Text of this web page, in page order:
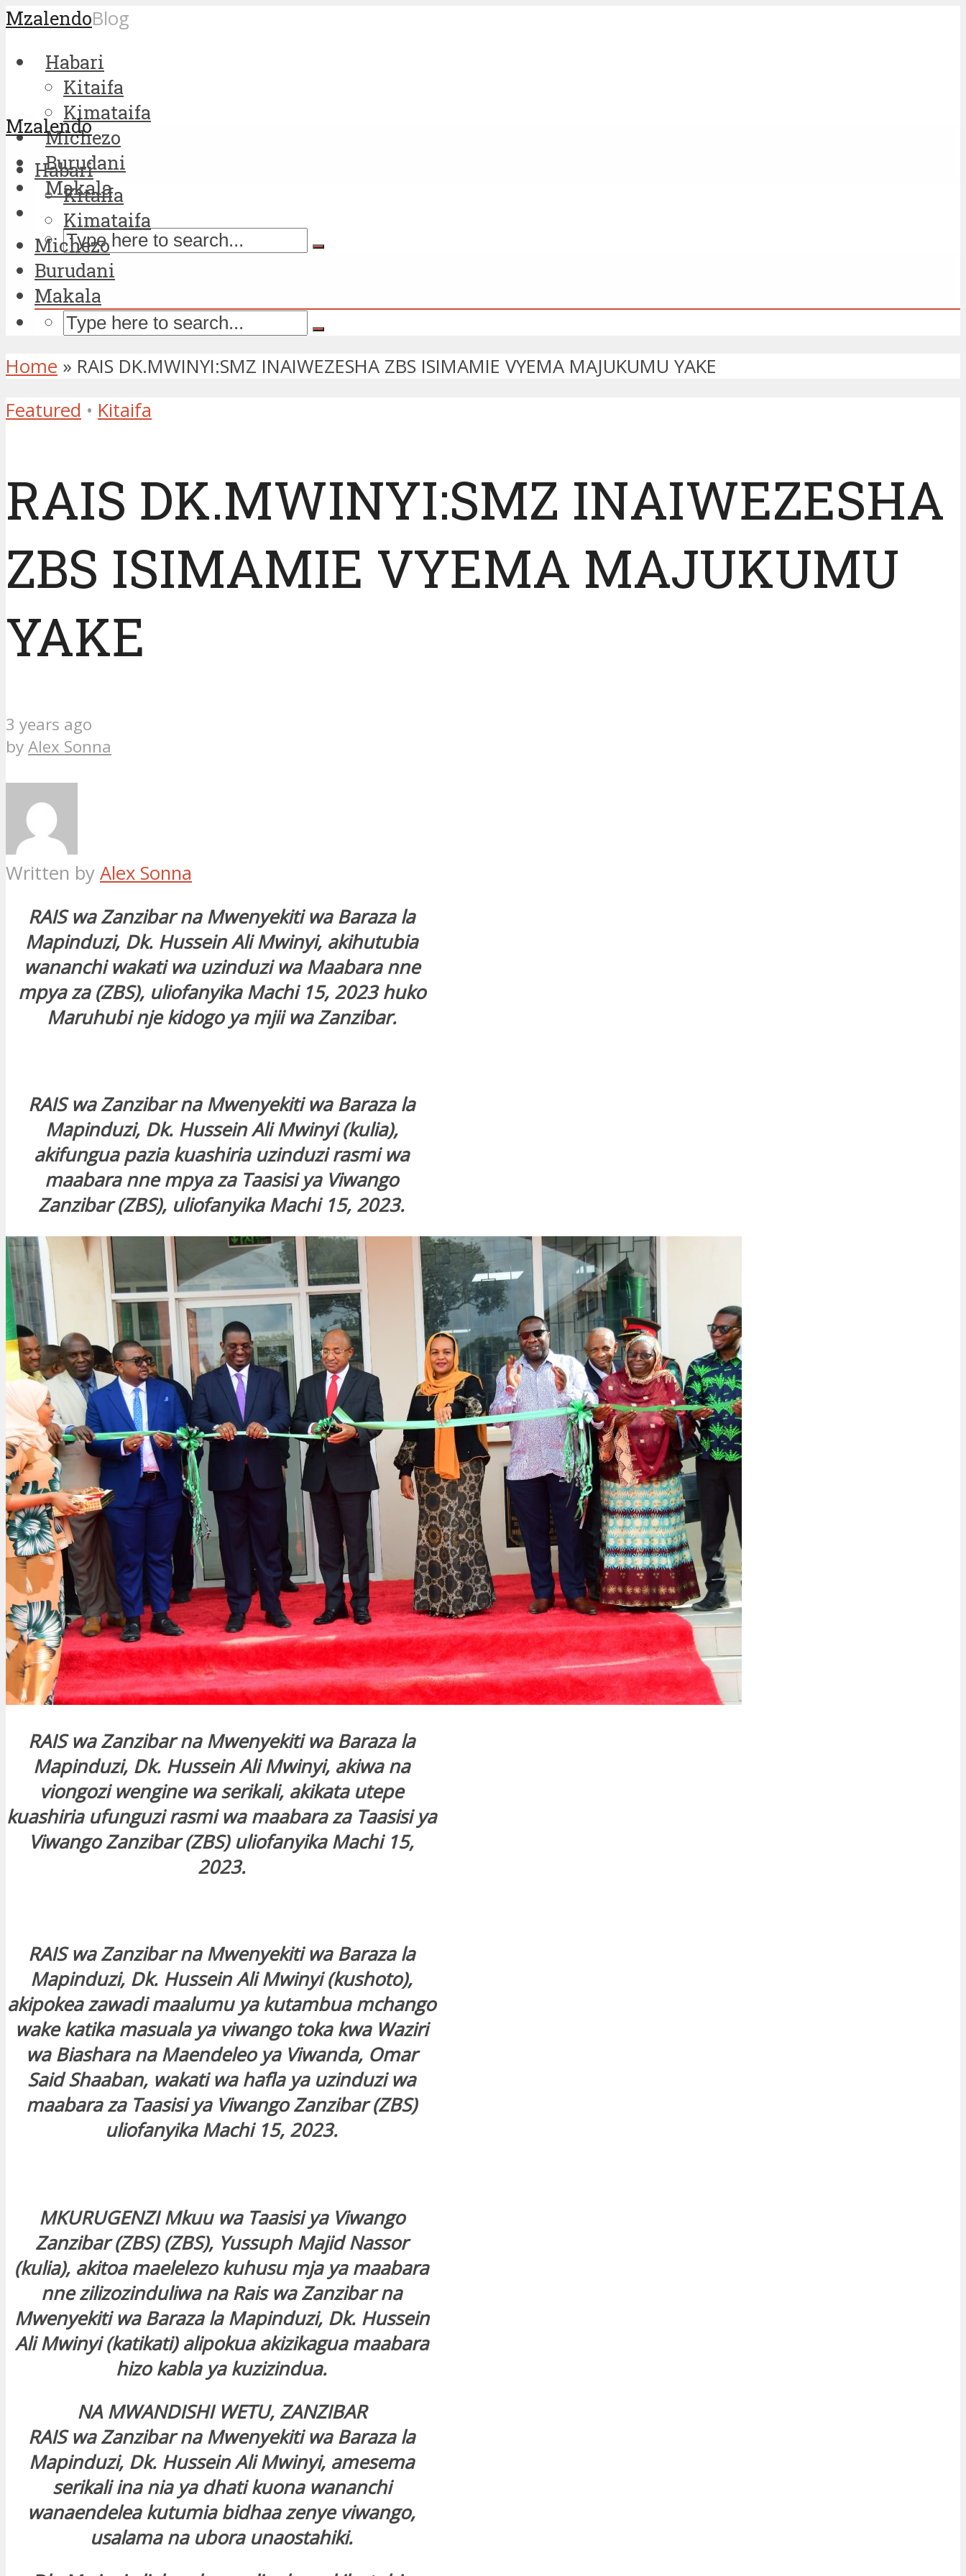
MzalendoBlog
Habari
Kitaifa
Kimataifa
Michezo
Burudani
Makala
Mzalendo
Habari
Kitaifa
Kimataifa
Michezo
Burudani
Makala
Home » RAIS DK.MWINYI:SMZ INAIWEZESHA ZBS ISIMAMIE VYEMA MAJUKUMU YAKE
Featured • Kitaifa
RAIS DK.MWINYI:SMZ INAIWEZESHA
ZBS ISIMAMIE VYEMA MAJUKUMU
YAKE
3 years ago
byAlex Sonna
Written by Alex Sonna
RAIS wa Zanzibar na Mwenyekiti wa Baraza la
Mapinduzi, Dk. Hussein Ali Mwinyi, akihutubia
wananchi wakati wa uzinduzi wa Maabara nne
mpya za (ZBS), uliofanyika Machi 15, 2023 huko
Maruhubi nje kidogo ya mjii wa Zanzibar.
RAIS wa Zanzibar na Mwenyekiti wa Baraza la
Mapinduzi, Dk. Hussein Ali Mwinyi (kulia),
akifungua pazia kuashiria uzinduzi rasmi wa
maabara nne mpya za Taasisi ya Viwango
Zanzibar (ZBS), uliofanyika Machi 15, 2023.
RAIS wa Zanzibar na Mwenyekiti wa Baraza la
Mapinduzi, Dk. Hussein Ali Mwinyi, akiwa na
viongozi wengine wa serikali, akikata utepe
kuashiria ufunguzi rasmi wa maabara za Taasisi ya
Viwango Zanzibar (ZBS) uliofanyika Machi 15,
2023.
RAIS wa Zanzibar na Mwenyekiti wa Baraza la
Mapinduzi, Dk. Hussein Ali Mwinyi (kushoto),
akipokea zawadi maalumu ya kutambua mchango
wake katika masuala ya viwango toka kwa Waziri
wa Biashara na Maendeleo ya Viwanda, Omar
Said Shaaban, wakati wa hafla ya uzinduzi wa
maabara za Taasisi ya Viwango Zanzibar (ZBS)
uliofanyika Machi 15, 2023.
MKURUGENZI Mkuu wa Taasisi ya Viwango
Zanzibar (ZBS) (ZBS), Yussuph Majid Nassor
(kulia), akitoa maelelezo kuhusu mja ya maabara
nne zilizozinduliwa na Rais wa Zanzibar na
Mwenyekiti wa Baraza la Mapinduzi, Dk. Hussein
Ali Mwinyi (katikati) alipokua akizikagua maabara
hizo kabla ya kuzizindua.
NA MWANDISHI WETU, ZANZIBAR
RAIS wa Zanzibar na Mwenyekiti wa Baraza la
Mapinduzi, Dk. Hussein Ali Mwinyi, amesema
serikali ina nia ya dhati kuona wananchi
wanaendelea kutumia bidhaa zenye viwango,
usalama na ubora unaostahiki.